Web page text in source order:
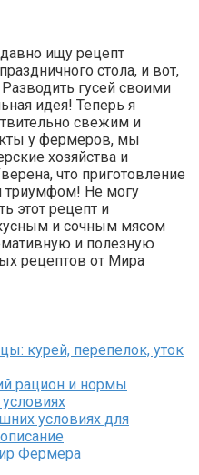
ищу рецепт
стола, и вот,
гусей своими
идея! Теперь я
свежим и
у фермеров, мы
хозяйства и
что приготовление
триумфом! Не могу
этот рецепт и
и сочным мясом
и полезную
рецептов от Мира
курей, перепелок, уток
рацион и нормы
условиях для
Фермера